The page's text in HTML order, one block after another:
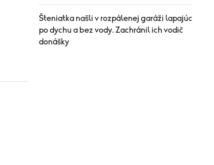
Šteniatka našli v rozpálenej garáži lapajúc
po dychu a bez vody. Zachránil ich vodič
donášky